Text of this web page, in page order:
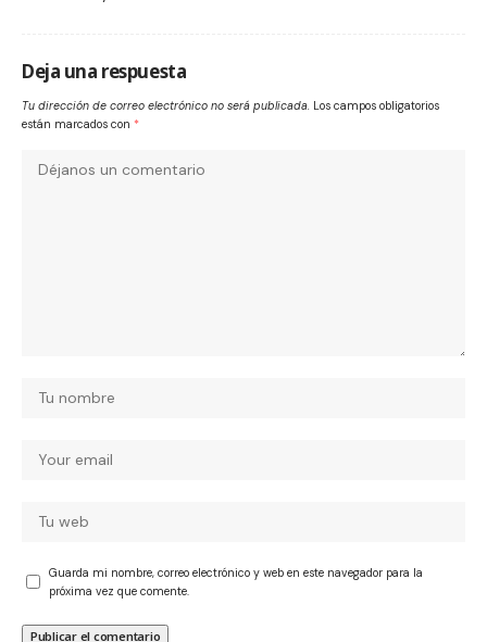
Deja una respuesta
Tu dirección de correo electrónico no será publicada. Los campos obligatorios
están marcados con *
Guarda mi nombre, correo electrónico y web en este navegador para la
próxima vez que comente.